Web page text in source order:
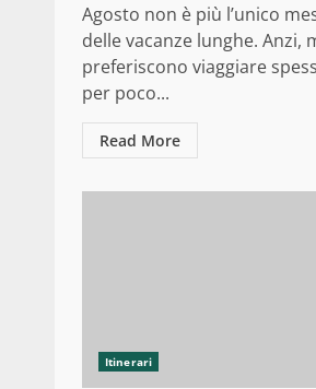
Agosto non è più l’unico
delle vacanze lunghe. Anzi,
preferiscono viaggiare
per poco...
Read More
Itinerari